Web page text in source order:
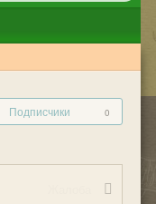
Подписчики 0